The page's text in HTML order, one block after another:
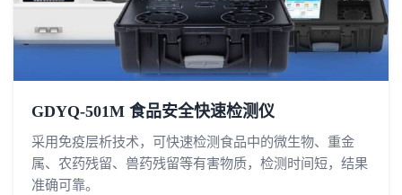
GDYQ-501M 食品安全快速检测仪
采用免疫层析技术，可快速检测食品中的微生物、重金
属、农药残留、兽药残留等有害物质，检测时间短，结果
准确可靠。